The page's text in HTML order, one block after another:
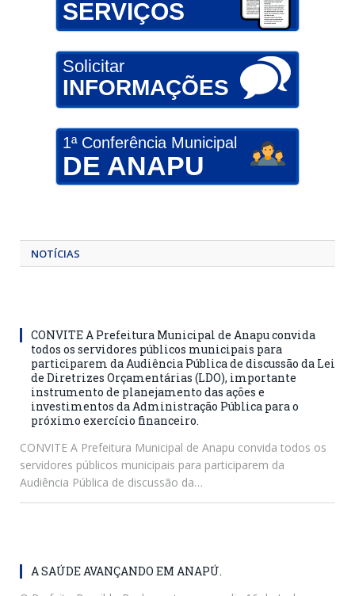
SERVIÇOS
Solicitar
INFORMAÇÕES
1ª Conferência Municipal
DE ANAPU
NOTÍCIAS
CONVITE A Prefeitura Municipal de Anapu convida
todos os servidores públicos municipais para
participarem da Audiência Pública de discussão da Lei
de Diretrizes Orçamentárias (LDO), importante
instrumento de planejamento das ações e
investimentos da Administração Pública para o
próximo exercício financeiro.
CONVITE A Prefeitura Municipal de Anapu convida todos os
servidores públicos municipais para participarem da
Audiência Pública de discussão da…
A SAÚDE AVANÇANDO EM ANAPÚ.